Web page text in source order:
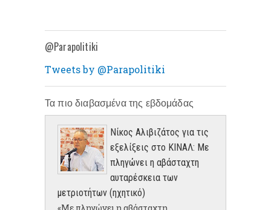
@Parapolitiki
Tweets by @Parapolitiki
Τα πιο διαβασμένα της εβδομάδας
Νίκος Αλιβιζάτος για τις
εξελίξεις στο ΚΙΝΑΛ: Με
πληγώνει η αβάσταχτη
αυταρέσκεια των
μετριοτήτων (ηχητικό)
«Με πληγώνει η αβάσταχτη